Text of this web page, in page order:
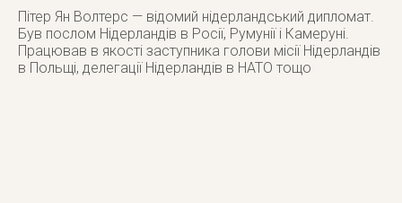
Пітер Ян Волтерс — відомий нідерландський дипломат.
Був послом Нідерландів в Росії, Румунії і Камеруні.
Працював в якості заступника голови місії Нідерландів
в Польщі, делегації Нідерландів в НАТО тощо